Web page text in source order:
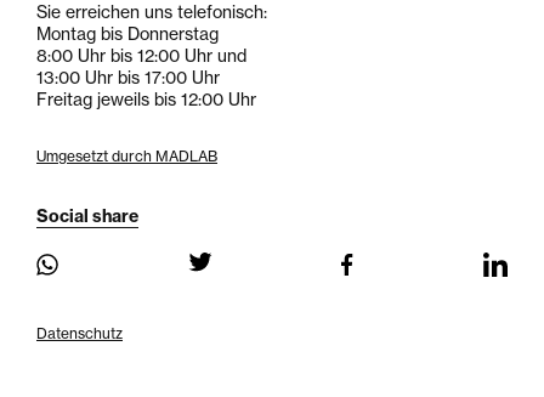
Sie erreichen uns telefonisch:
Montag bis Donnerstag
8:00 Uhr bis 12:00 Uhr und
13:00 Uhr bis 17:00 Uhr
Freitag jeweils bis 12:00 Uhr
Umgesetzt durch MADLAB
Social share
Datenschutz